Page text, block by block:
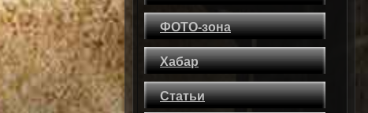
ФОТО-зона
Хабар
Статьи